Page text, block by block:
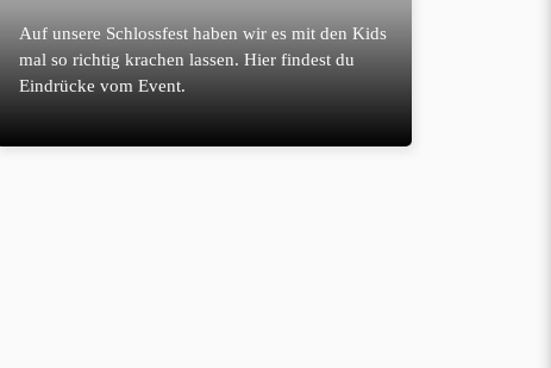
Auf unsere Schlossfest haben wir es mit den Kids
mal so richtig krachen lassen. Hier findest du
Eindrücke vom Event.